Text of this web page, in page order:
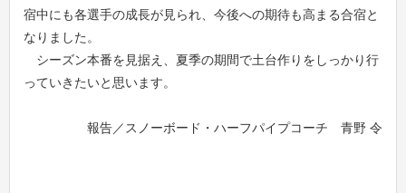
宿中にも各選手の成長が見られ、今後への期待も高まる合宿と
なりました。
シーズン本番を見据え、夏季の期間で土台作りをしっかり行
っていきたいと思います。
報告／スノーボード・ハーフパイプコーチ 青野 令